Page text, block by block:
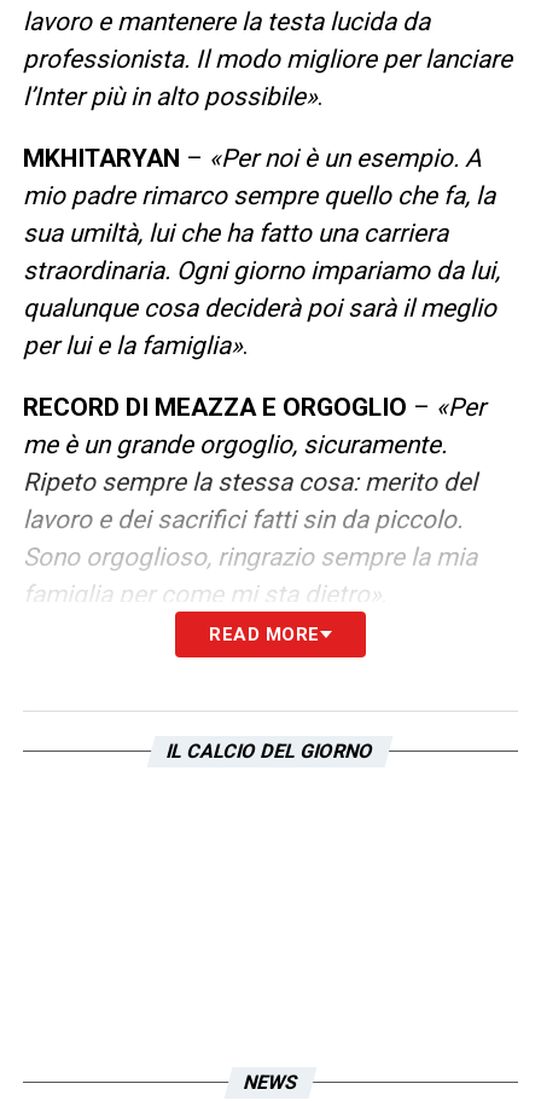
lavoro e mantenere la testa lucida da
professionista. Il modo migliore per lanciare
l’Inter più in alto possibile».
MKHITARYAN – «Per noi è un esempio. A
mio padre rimarco sempre quello che fa, la
sua umiltà, lui che ha fatto una carriera
straordinaria. Ogni giorno impariamo da lui,
qualunque cosa deciderà poi sarà il meglio
per lui e la famiglia».
RECORD DI MEAZZA E ORGOGLIO – «Per
me è un grande orgoglio, sicuramente.
Ripeto sempre la stessa cosa: merito del
lavoro e dei sacrifici fatti sin da piccolo.
Sono orgoglioso, ringrazio sempre la mia
famiglia per come mi sta dietro».
Ultimissime Lazio LIVE: dall’interesse per
LA PLAYLIST DELLE NOSTRE TOP NEWS
READ MORE
IL CALCIO DEL GIORNO
NEWS